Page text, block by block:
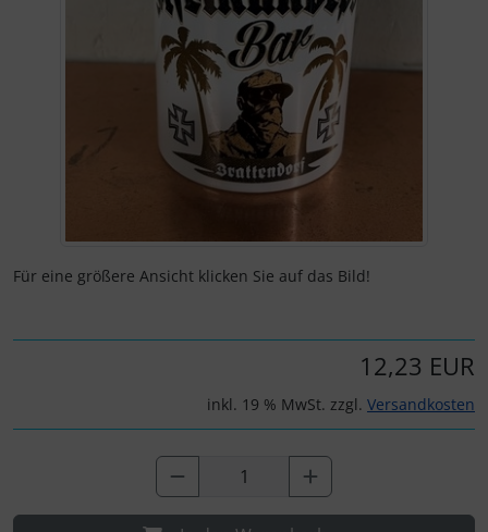
Für eine größere Ansicht klicken Sie auf das Bild!
12,23 EUR
inkl. 19 % MwSt. zzgl. Versandkosten